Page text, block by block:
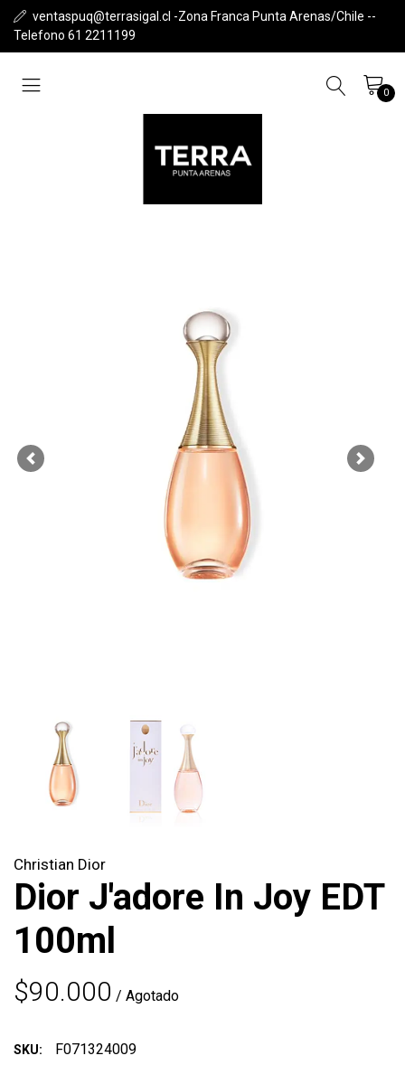
ventaspuq@terrasigal.cl -Zona Franca Punta Arenas/Chile --
Telefono 61 2211199
0
Previous Next
Christian Dior
Dior J'adore In Joy EDT
100ml
$90.000 / Agotado
SKU: F071324009